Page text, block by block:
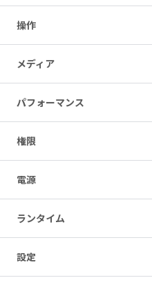
操作
メディア
パフォーマンス
権限
電源
ランタイム
設定